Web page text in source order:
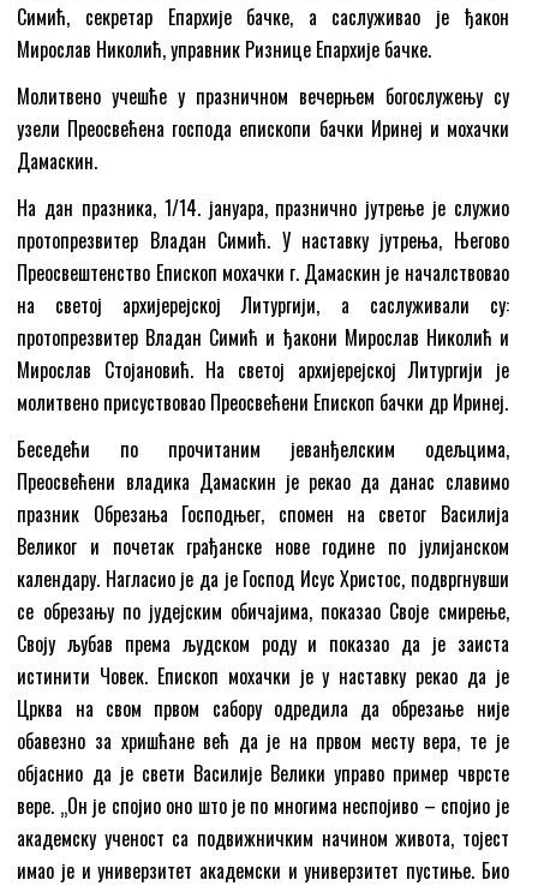
Симић, секретар Епархије бачке, а саслуживао је ђакон
Мирослав Николић, управник Ризнице Епархије бачке.
Молитвено учешће у празничном вечерњем богослужењу су
узели Преосвећена господа епископи бачки Иринеј и мохачки
Дамаскин.
На дан празника, 1/14. јануара, празнично јутрење је служио
протопрезвитер Владан Симић. У наставку јутрења, Његово
Преосвештенство Епископ мохачки г. Дамаскин је началствовао
на светој архијерејској Литургији, а саслуживали су:
протопрезвитер Владан Симић и ђакони Мирослав Николић и
Мирослав Стојановић. На светој архијерејској Литургији је
молитвено присуствовао Преосвећени Епископ бачки др Иринеј.
Беседећи по прочитаним јеванђелским одељцима,
Преосвећени владика Дамаскин је рекао да данас славимо
празник Обрезања Господњег, спомен на светог Василија
Великог и почетак грађанске нове године по јулијанском
календару. Нагласио је да је Господ Исус Христос, подвргнувши
се обрезању по јудејским обичајима, показао Своје смирење,
Своју љубав према људском роду и показао да је заиста
истинити Човек. Епископ мохачки је у наставку рекао да је
Црква на свом првом сабору одредила да обрезање није
обавезно за хришћане већ да је на првом месту вера, те је
објаснио да је свети Василије Велики управо пример чврсте
вере. „Он је спојио оно што је по многима неспојиво – спојио је
академску ученост са подвижничким начином живота, тојест
имао је и универзитет академски и универзитет пустиње. Био